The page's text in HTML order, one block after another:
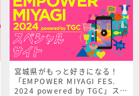
宮城県がもっと好きになる！
「EMPOWER MIYAGI FES.
2024 powered by TGC」スペ